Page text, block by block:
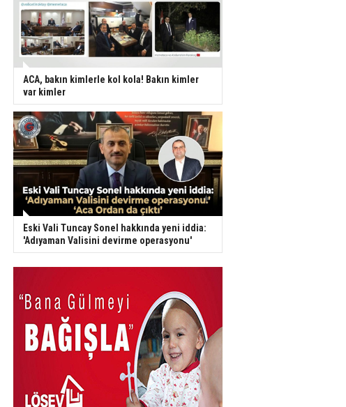
ACA, bakın kimlerle kol kola! Bakın kimler
var kimler
Eski Vali Tuncay Sonel hakkında yeni iddia:
'Adıyaman Valisini devirme operasyonu'